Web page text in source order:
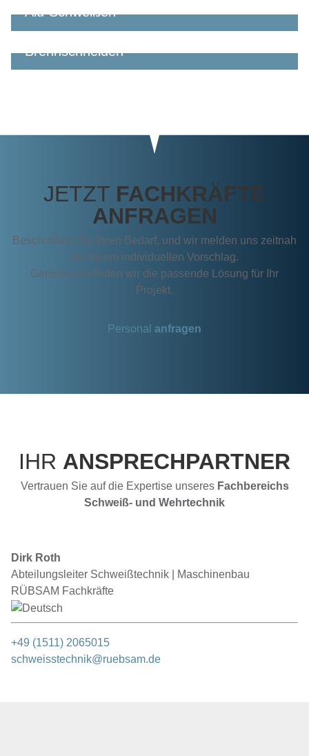
Alu-Schweißen
Brennschneiden
JETZT FACHKRÄFTE
ANFRAGEN
Beschreiben Sie Ihren Bedarf, und wir melden uns zeitnah
mit einem individuellen Vorschlag.
Gemeinsam finden wir die passende Lösung für Ihr
Projekt.
Personal anfragen
IHR ANSPRECHPARTNER
Vertrauen Sie auf die Expertise unseres Fachbereichs
Schweiß- und Wehrtechnik
Dirk Roth
Abteilungsleiter Schweißtechnik | Maschinenbau
RÜBSAM Fachkräfte
+49 (1511) 2065015
schweisstechnik@ruebsam.de